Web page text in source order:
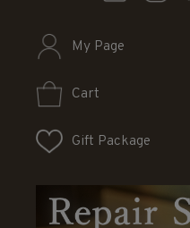
My Page
Cart
Gift Package